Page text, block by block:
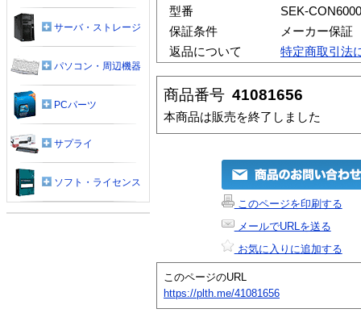
型番
SEK-CON6000
保証条件
メーカー保証
返品について
特定商取引法
商品番号 41081656
本商品は販売を終了しました
このページを印刷する
メールでURLを送る
お気に入りに追加する
このページのURL
https://plth.me/41081656
サーバ・ストレージ
パソコン・周辺機器
PCパーツ
サプライ
ソフト・ライセンス